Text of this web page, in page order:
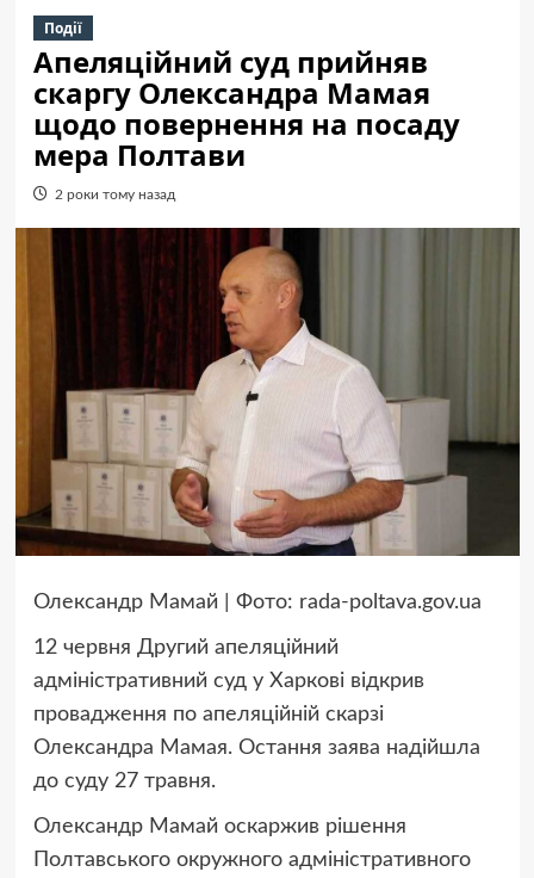
Події
Апеляційний суд прийняв
скаргу Олександра Мамая
щодо повернення на посаду
мера Полтави
2 роки тому назад
Олександр Мамай | Фото: rada-poltava.gov.ua
12 червня Другий апеляційний
адміністративний суд у Харкові відкрив
провадження по апеляційній скарзі
Олександра Мамая. Остання заява надійшла
до суду 27 травня.
Олександр Мамай оскаржив рішення
Полтавського окружного адміністративного